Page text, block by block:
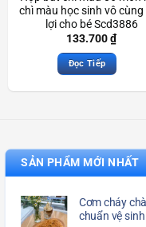
chì màu học sinh vô cùng
lợi cho bé Scd3886
133.700₫
Đọc Tiếp
SẢN PHẨM MỚI NHẤT
Cơm cháy
chuẩn vệ